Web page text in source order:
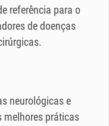
referência para o
de doenças
neurológicas e
melhores práticas